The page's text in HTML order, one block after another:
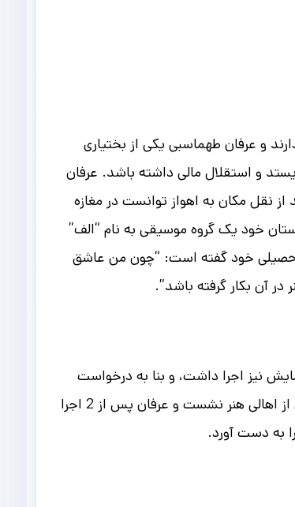
و عرفان طهماسبی یکی از بختیاری
و استقلال مالی داشته باشد. عرفان
از نقل مکان به اهواز توانست در مغازه
خود یک گروه موسیقی به نام “الف”
تحصیلی خود گفته است: “چون من عاشق
آن بکار گرفته باشد”.
کار خود در زمینه هنر را ابتدا با بازیگری و تئاتر شروع نمود. وی زیر نظر استاد بهدار به فعالیت پرداخت. او در 2 نمایش نیز اجرا داشت، و بنا به درخواست
استادش در یکی از اجرا های خود به شاهنامه خوانی پرداخت. صدای دلنشین و جذاب عرفان پس از شاهنامه خوانی به دل بسیاری از اهالی هنر نشست و عرفان پس از 2 اجرا
به دست آورد.